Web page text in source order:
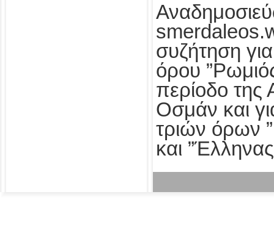
συζήτηση
όρου
περίοδο της
Οσμάν και
τριών όρων
και